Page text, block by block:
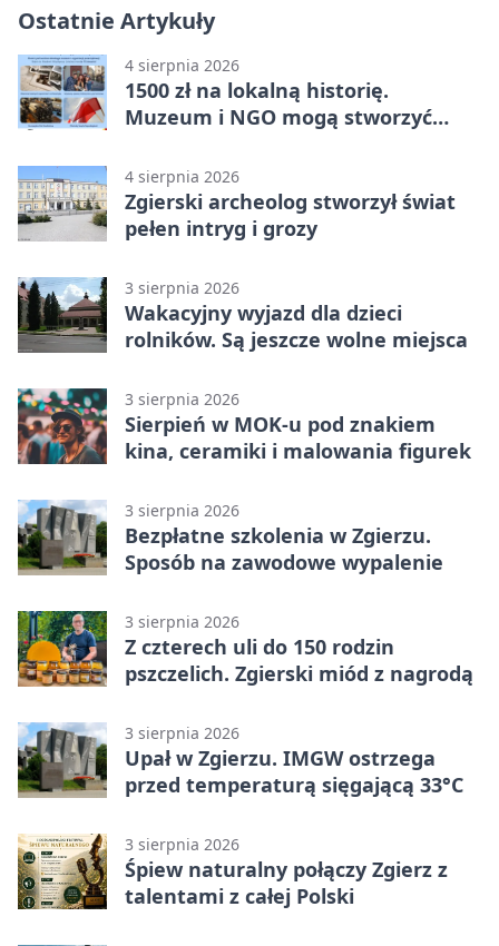
Ostatnie Artykuły
4 sierpnia 2026
1500 zł na lokalną historię.
Muzeum i NGO mogą stworzyć
4 sierpnia 2026
Zgierski archeolog stworzył świat
pełen intryg i grozy
3 sierpnia 2026
Wakacyjny wyjazd dla dzieci
rolników. Są jeszcze wolne miejsca
3 sierpnia 2026
Sierpień w MOK-u pod znakiem
kina, ceramiki i malowania figurek
3 sierpnia 2026
Bezpłatne szkolenia w Zgierzu.
Sposób na zawodowe wypalenie
3 sierpnia 2026
Z czterech uli do 150 rodzin
pszczelich. Zgierski miód z nagrodą
3 sierpnia 2026
Upał w Zgierzu. IMGW ostrzega
przed temperaturą sięgającą 33°C
3 sierpnia 2026
Śpiew naturalny połączy Zgierz z
talentami z całej Polski